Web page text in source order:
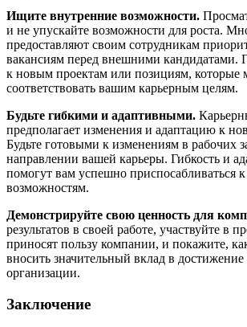
Ищите внутренние возможности.
и не упускайте возможности для роста.
предоставляют своим сотрудникам
вакансиям перед внешними кандидатами.
к новым проектам или позициям, которые
соответствовать вашим карьерным целям.
Будьте гибкими и адаптивными.
предполагает изменения и адаптацию к
Будьте готовыми к изменениям в рабочих
направлении вашей карьеры. Гибкость и
помогут вам успешно приспосабливаться
возможностям.
Демонстрируйте свою ценность для
результатов в своей работе, участвуйте в
приносят пользу компании, и покажите,
вносить значительный вклад в достижение
организации.
Заключение